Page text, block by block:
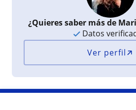
¿Quieres saber más de
Datos
Ver perfil